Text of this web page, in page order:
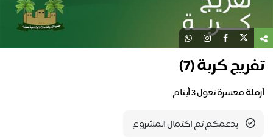
تفريج كربة (7)
أرملة معسرة تعول 3 أيتام
بدعمكم تم اكتمال المشروع